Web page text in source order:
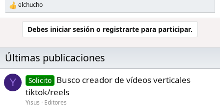
R
e
i
o
n
e
s
elchucho
Debes iniciar sesión o registrarte para participar.
Últimas publicaciones
Y Solicito Busco creador de vídeos verticales
tiktok/reels
Yisus
Editores